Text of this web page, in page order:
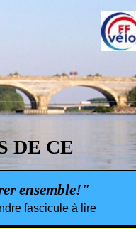
DE CE
ensemble!"
fascicule à lire